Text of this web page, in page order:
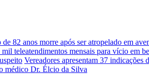
de 82 anos morre após ser atropelado em
teleatendimentos mensais para vício em
Vereadores apresentam 37 indicações
médico Dr. Élcio da Silva